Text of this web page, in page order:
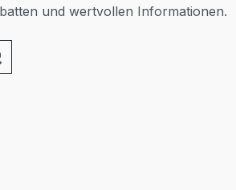
und wertvollen Informationen.